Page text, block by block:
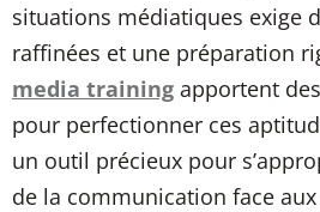
situations médiatiques exige
raffinées et une préparation
media training apportent
pour perfectionner ces
un outil précieux pour
de la communication face